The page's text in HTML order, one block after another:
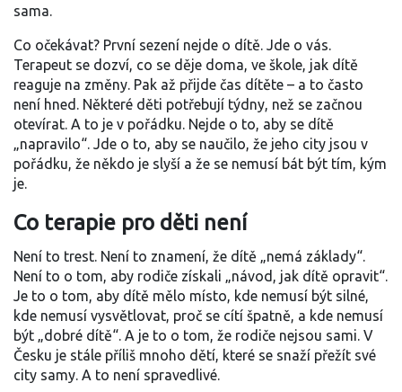
sama.
Co očekávat? První sezení nejde o dítě. Jde o vás.
Terapeut se dozví, co se děje doma, ve škole, jak dítě
reaguje na změny. Pak až přijde čas dítěte – a to často
není hned. Některé děti potřebují týdny, než se začnou
otevírat. A to je v pořádku. Nejde o to, aby se dítě
„napravilo“. Jde o to, aby se naučilo, že jeho city jsou v
pořádku, že někdo je slyší a že se nemusí bát být tím, kým
je.
Co terapie pro děti není
Není to trest. Není to znamení, že dítě „nemá základy“.
Není to o tom, aby rodiče získali „návod, jak dítě opravit“.
Je to o tom, aby dítě mělo místo, kde nemusí být silné,
kde nemusí vysvětlovat, proč se cítí špatně, a kde nemusí
být „dobré dítě“. A je to o tom, že rodiče nejsou sami. V
Česku je stále příliš mnoho dětí, které se snaží přežít své
city samy. A to není spravedlivé.